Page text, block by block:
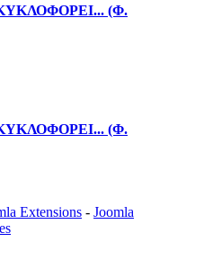
(Φ.
(Φ.
Extensions -Joomla